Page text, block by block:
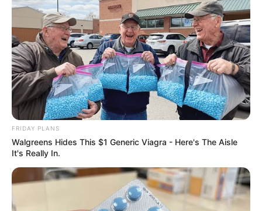
ΕΝΑ ΒΙΒΛΙΟ ΠΟΥ ΠΡΕΠΕΙ ΝΑ ΑΠΟΚΤΗΣΕΙΣ
ΝΙΚΟΛΑΟΣ ΑΝΑΞΙΜΑΝΔΡΟΣ
FRIDAY PLANS
Walgreens Hides This $1 Generic Viagra - Here's The Aisle
It's Really In.